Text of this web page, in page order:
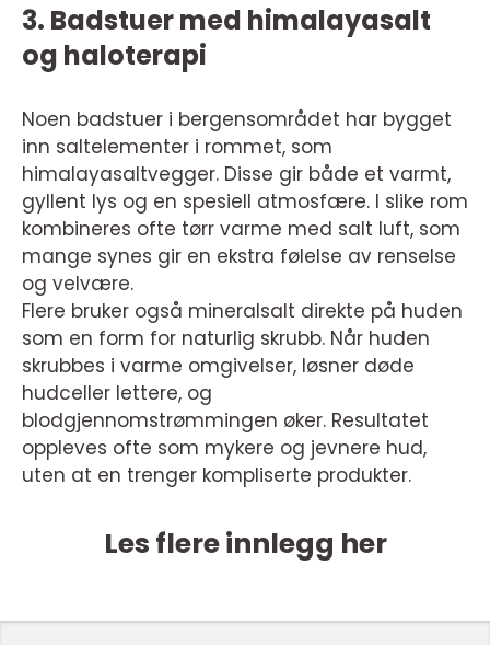
3. Badstuer med himalayasalt
og haloterapi
Noen badstuer i bergensområdet har bygget
inn saltelementer i rommet, som
himalayasaltvegger. Disse gir både et varmt,
gyllent lys og en spesiell atmosfære. I slike rom
kombineres ofte tørr varme med salt luft, som
mange synes gir en ekstra følelse av renselse
og velvære.
Flere bruker også mineralsalt direkte på huden
som en form for naturlig skrubb. Når huden
skrubbes i varme omgivelser, løsner døde
hudceller lettere, og
blodgjennomstrømmingen øker. Resultatet
oppleves ofte som mykere og jevnere hud,
uten at en trenger kompliserte produkter.
Les flere innlegg her